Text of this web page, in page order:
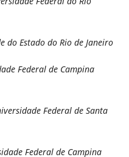
do Estado do Rio de Janeiro
Federal de Campina
Federal de Santa
Federal de Campina